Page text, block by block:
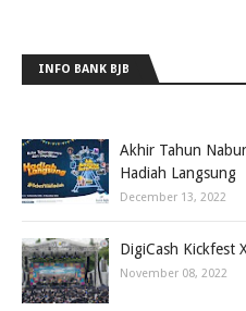
INFO BANK BJB
Akhir Tahun
Hadiah Langsung
December 13, 2022
DigiCash Kickfest
November 08, 2022